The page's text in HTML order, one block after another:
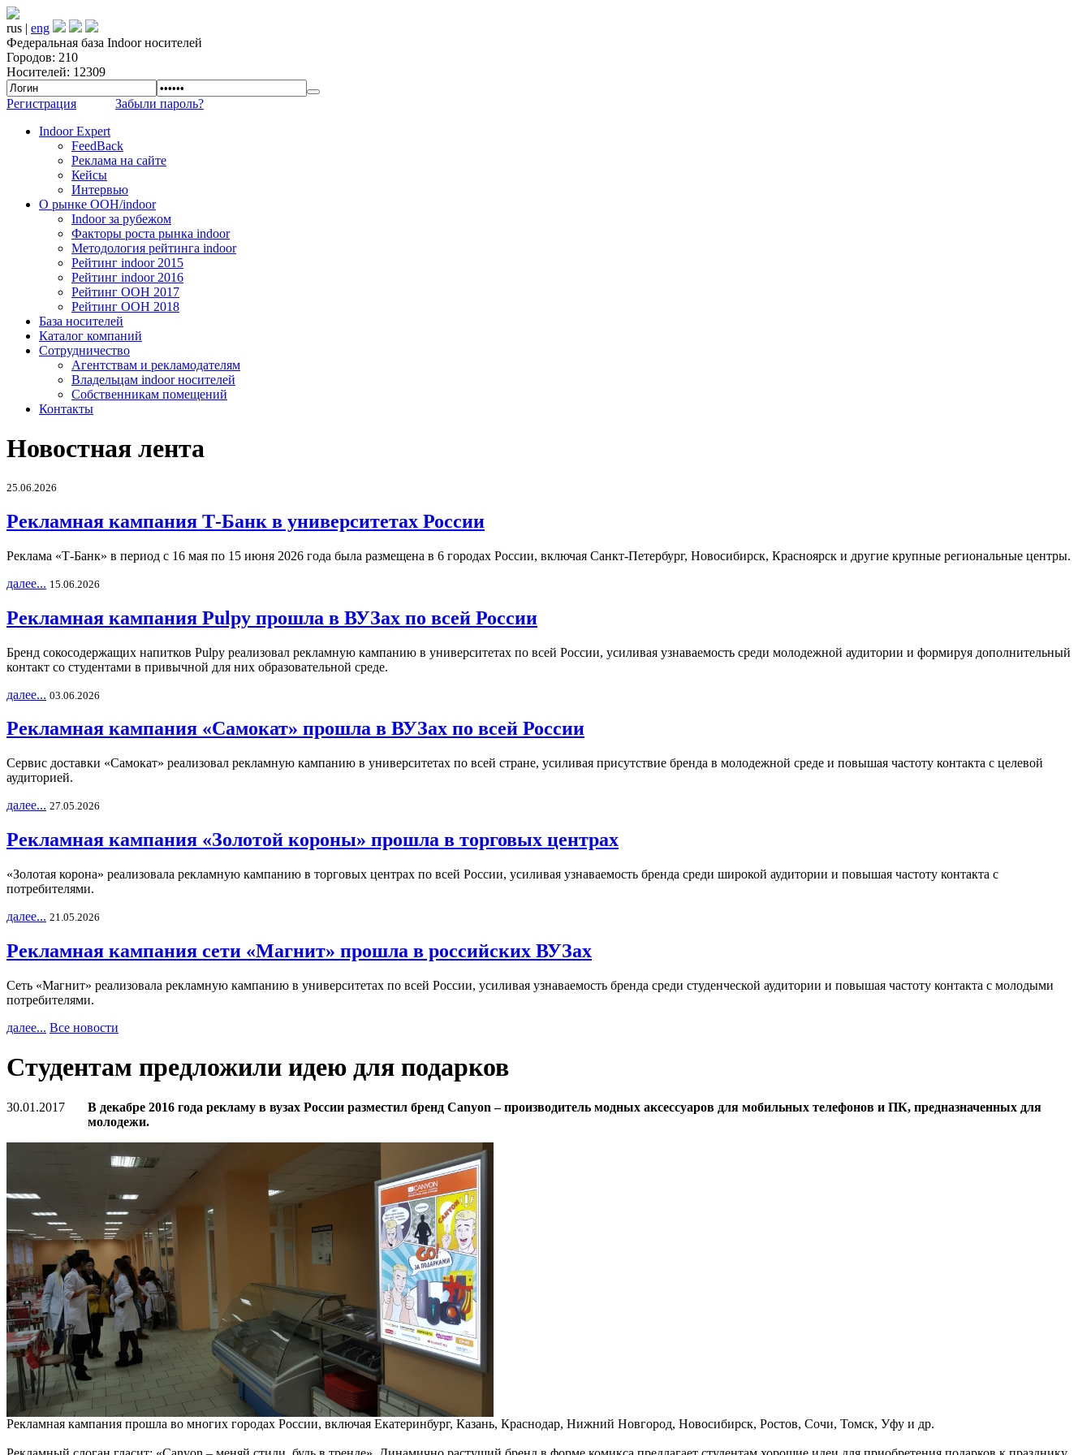
rus | eng
Федеральная база Indoor носителей
Городов: 210
Носителей: 12309
Регистрация
Забыли пароль?
Indoor Expert
FeedBack
Реклама на сайте
Кейсы
Интервью
О рынке OOH/indoor
Indoor за рубежом
Факторы роста рынка indoor
Методология рейтинга indoor
Рейтинг indoor 2015
Рейтинг indoor 2016
Рейтинг OOH 2017
Рейтинг OOH 2018
База носителей
Каталог компаний
Сотрудничество
Агентствам и рекламодателям
Владельцам indoor носителей
Собственникам помещений
Контакты
Новостная лента
25.06.2026
Рекламная кампания Т-Банк в университетах России
Реклама «Т-Банк» в период с 16 мая по 15 июня 2026 года была размещена в 6 городах России, включая Санкт-Петербург, Новосибирск, Красноярск и другие крупные региональные центры.
далее... 15.06.2026
Рекламная кампания Pulpy прошла в ВУЗах по всей России
Бренд сокосодержащих напитков Pulpy реализовал рекламную кампанию в университетах по всей России, усиливая узнаваемость среди молодежной аудитории и формируя дополнительный
контакт со студентами в привычной для них образовательной среде.
далее... 03.06.2026
Рекламная кампания «Самокат» прошла в ВУЗах по всей России
Сервис доставки «Самокат» реализовал рекламную кампанию в университетах по всей стране, усиливая присутствие бренда в молодежной среде и повышая частоту контакта с целевой
аудиторией.
далее... 27.05.2026
Рекламная кампания «Золотой короны» прошла в торговых центрах
«Золотая корона» реализовала рекламную кампанию в торговых центрах по всей России, усиливая узнаваемость бренда среди широкой аудитории и повышая частоту контакта с
потребителями.
далее... 21.05.2026
Рекламная кампания сети «Магнит» прошла в российских ВУЗах
Сеть «Магнит» реализовала рекламную кампанию в университетах по всей России, усиливая узнаваемость бренда среди студенческой аудитории и повышая частоту контакта с молодыми
потребителями.
далее... Все новости
Cтудентам предложили идею для подарков
30.01.2017
В декабре 2016 года рекламу в вузах России разместил бренд Canyon – производитель модных аксессуаров для мобильных телефонов и ПК, предназначенных для
молодежи.
Рекламная кампания прошла во многих городах России, включая Екатеринбург, Казань, Краснодар, Нижний Новгород, Новосибирск, Ростов, Сочи, Томск, Уфу и др.